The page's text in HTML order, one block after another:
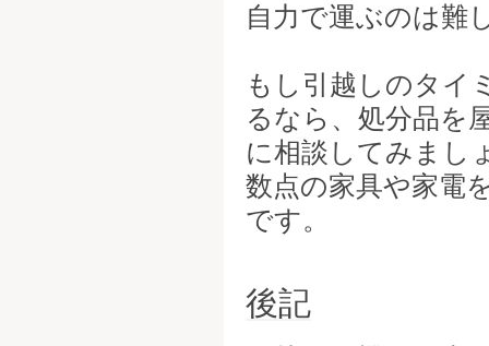
自力で運ぶのは難
もし引越しのタイ
るなら、処分品を
に相談してみまし
数点の家具や家電
です。
後記